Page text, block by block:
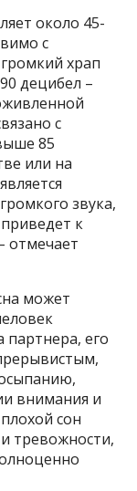
около 45-
с
храп
децибел –
с
85
или на
звука,
к
отмечает
может
партнера, его
внимания и
сон
тревожности,